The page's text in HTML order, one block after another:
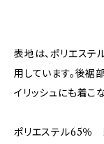
表地は、ポリエステ
用しています。後
イリッシュにも着こ
ポリエステル65％